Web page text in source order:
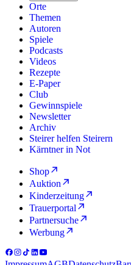
Orte
Themen
Autoren
Spiele
Podcasts
Videos
Rezepte
E-Paper
Club
Gewinnspiele
Newsletter
Archiv
Steirer helfen Steirern
Kärntner in Not
Shop
Auktion
Kinderzeitung
Trauerportal
Partnersuche
Werbung